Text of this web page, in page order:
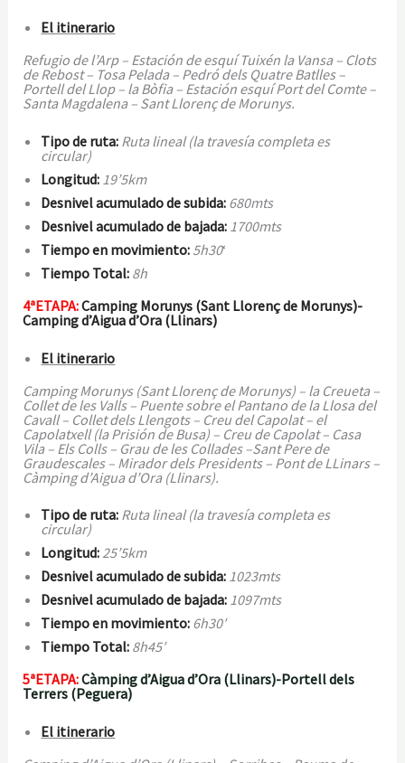
El itinerario
Refugio de l’Arp – Estación de esquí Tuixén la Vansa – Clots
de Rebost – Tosa Pelada – Pedró dels Quatre Batlles –
Portell del Llop – la Bòfia – Estación esquí Port del Comte –
Santa Magdalena – Sant Llorenç de Morunys.
Tipo de ruta: Ruta lineal (la travesía completa es
circular)
Longitud: 19’5km
Desnivel acumulado de subida: 680mts
Desnivel acumulado de bajada: 1700mts
Tiempo en movimiento: 5h30‘
Tiempo Total: 8h
4ªETAPA:Camping Morunys (Sant Llorenç de Morunys)-
Camping d’Aigua d’Ora (Llinars)
El itinerario
Camping Morunys (Sant Llorenç de Morunys) – la Creueta –
Collet de les Valls – Puente sobre el Pantano de la Llosa del
Cavall – Collet dels Llengots – Creu del Capolat – el
Capolatxell (la Prisión de Busa) – Creu de Capolat – Casa
Vila – Els Colls – Grau de les Collades –Sant Pere de
Graudescales – Mirador dels Presidents – Pont de LLinars –
Càmping d’Aigua d’Ora (Llinars).
Tipo de ruta: Ruta lineal (la travesía completa es
circular)
Longitud:25’5km
Desnivel acumulado de subida: 1023mts
Desnivel acumulado de bajada: 1097mts
Tiempo en movimiento: 6h30′
Tiempo Total: 8h45′
5ªETAPA:Càmping d’Aigua d’Ora (Llinars)-Portell dels
Terrers (Peguera)
El itinerario